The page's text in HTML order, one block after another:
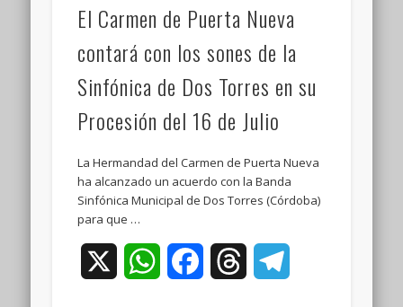
El Carmen de Puerta Nueva
contará con los sones de la
Sinfónica de Dos Torres en su
Procesión del 16 de Julio
La Hermandad del Carmen de Puerta Nueva
ha alcanzado un acuerdo con la Banda
Sinfónica Municipal de Dos Torres (Córdoba)
para que …
WhatsAppFacebookThreads